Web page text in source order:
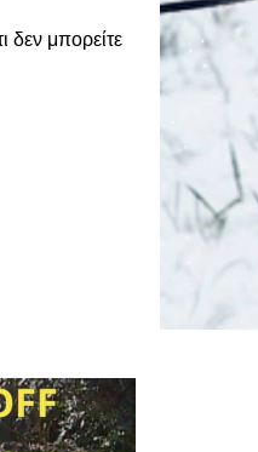
δεν μπορείτε